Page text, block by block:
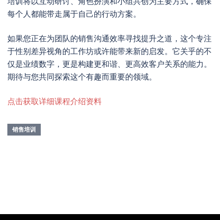
每个人都能带走属于自己的行动方案。
如果您正在为团队的销售沟通效率寻找提升之道，这个专注
于性别差异视角的工作坊或许能带来新的启发。它关乎的不
仅是业绩数字，更是构建更和谐、更高效客户关系的能力。
期待与您共同探索这个有趣而重要的领域。
点击获取详细课程介绍资料
销售培训